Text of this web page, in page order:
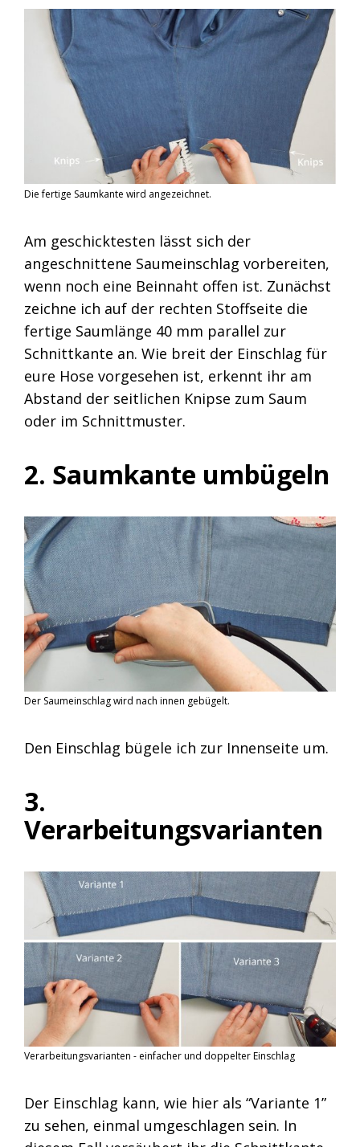
Die fertige Saumkante wird angezeichnet.
Am geschicktesten lässt sich der
angeschnittene Saumeinschlag vorbereiten,
wenn noch eine Beinnaht offen ist. Zunächst
zeichne ich auf der rechten Stoffseite die
fertige Saumlänge 40 mm parallel zur
Schnittkante an. Wie breit der Einschlag für
eure Hose vorgesehen ist, erkennt ihr am
Abstand der seitlichen Knipse zum Saum
oder im Schnittmuster.
2. Saumkante umbügeln
Der Saumeinschlag wird nach innen gebügelt.
Den Einschlag bügele ich zur Innenseite um.
3.
Verarbeitungsvarianten
Verarbeitungsvarianten - einfacher und doppelter Einschlag
Der Einschlag kann, wie hier als “Variante 1”
zu sehen, einmal umgeschlagen sein. In